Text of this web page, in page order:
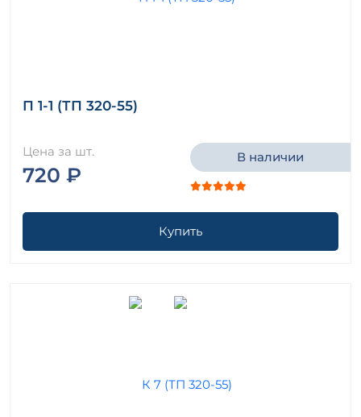
П 1-1 (ТП 320-55)
Цена за шт.
720 ₽
В наличии
Купить